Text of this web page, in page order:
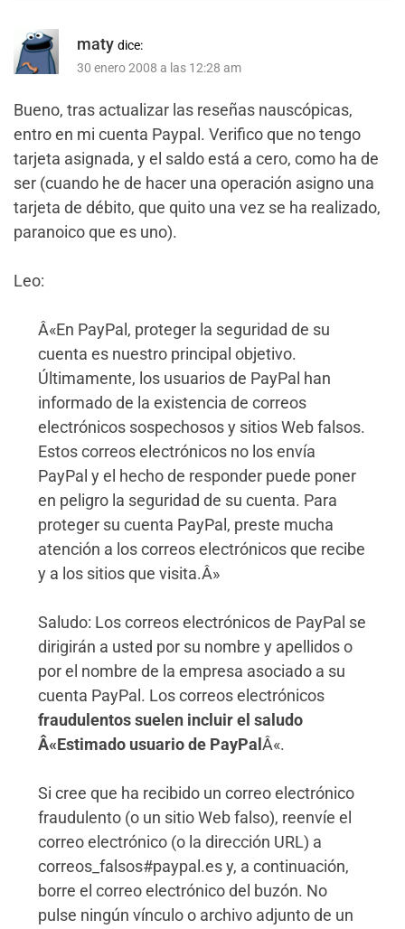
maty dice:
30 enero 2008 a las 12:28 am
Bueno, tras actualizar las reseñas nauscópicas,
entro en mi cuenta Paypal. Verifico que no tengo
tarjeta asignada, y el saldo está a cero, como ha de
ser (cuando he de hacer una operación asigno una
tarjeta de débito, que quito una vez se ha realizado,
paranoico que es uno).
Leo:
Â«En PayPal, proteger la seguridad de su
cuenta es nuestro principal objetivo.
Últimamente, los usuarios de PayPal han
informado de la existencia de correos
electrónicos sospechosos y sitios Web falsos.
Estos correos electrónicos no los envía
PayPal y el hecho de responder puede poner
en peligro la seguridad de su cuenta. Para
proteger su cuenta PayPal, preste mucha
atención a los correos electrónicos que recibe
y a los sitios que visita.Â»
Saludo: Los correos electrónicos de PayPal se
dirigirán a usted por su nombre y apellidos o
por el nombre de la empresa asociado a su
cuenta PayPal. Los correos electrónicos
fraudulentos suelen incluir el saludo
Â«Estimado usuario de PayPal Â«.
Si cree que ha recibido un correo electrónico
fraudulento (o un sitio Web falso), reenvíe el
correo electrónico (o la dirección URL) a
correos_falsos#paypal.es y, a continuación,
borre el correo electrónico del buzón. No
pulse ningún vínculo o archivo adjunto de un